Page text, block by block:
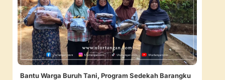
Bantu Warga Buruh Tani, Program Sedekah Barangku